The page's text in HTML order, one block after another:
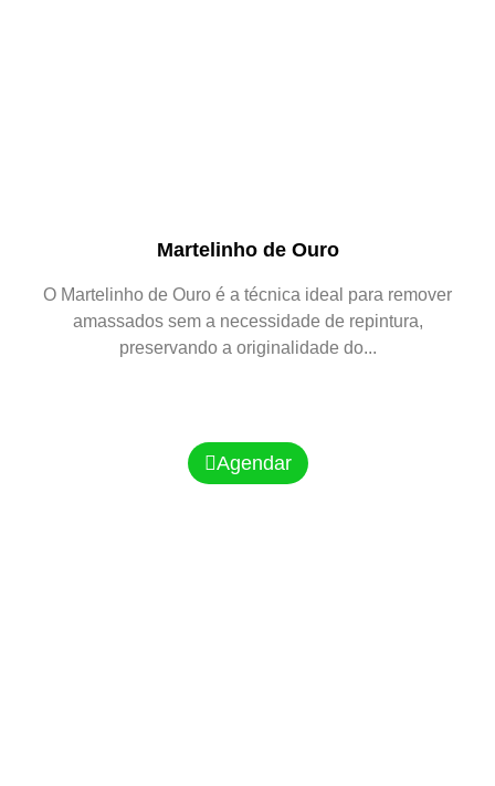
Martelinho de Ouro
O Martelinho de Ouro é a técnica ideal para remover
amassados sem a necessidade de repintura,
preservando a originalidade do...
Agendar